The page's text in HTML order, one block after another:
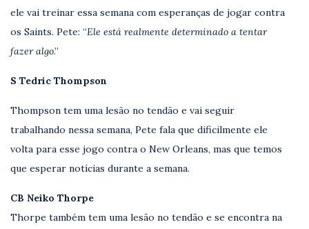
ele vai treinar essa semana com esperanças de jogar contra
os Saints. Pete: “Ele está realmente determinado a tentar
fazer algo.”
S Tedric Thompson
Thompson tem uma lesão no tendão e vai seguir
trabalhando nessa semana, Pete fala que dificilmente ele
volta para esse jogo contra o New Orleans, mas que temos
que esperar notícias durante a semana.
CB Neiko Thorpe
Thorpe também tem uma lesão no tendão e se encontra na